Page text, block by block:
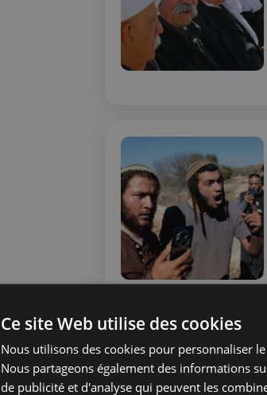
Ce site Web utilise des cookies
Nous utilisons des cookies pour personnaliser
Nous partageons également des informations
de publicité et d'analyse qui peuvent les